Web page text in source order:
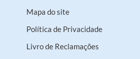
Mapa do site
Política de Privacidade
Livro de Reclamações